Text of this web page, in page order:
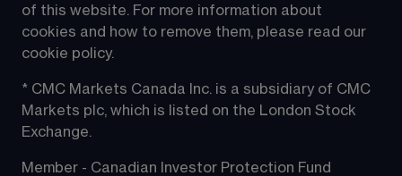
of this website. For more information about
cookies and how to remove them, please read our
cookie policy.
* CMC Markets Canada Inc. is a subsidiary of CMC
Markets plc, which is listed on the London Stock
Exchange.
Member - Canadian Investor Protection Fund